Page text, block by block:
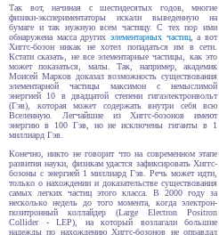
Так вот, начиная с шести­десятых годов, многие
физики-эксперимен­таторы искали выведенную на
бумаге и так нужную всем частицу. С тех пор ими
обнаружена масса других элементарных частиц, а вот
Хиггс-бозон никак не хотел попадаться им в сети.
Кстати сказать, не все элементарные частицы, как это
может показаться, малы. Так, например, академик
Моисей Марков доказал возможность существо­вания
элемен­тарной частицы максимон с немыслимой
энергией 10 в двадцатой степени гигаэлектрон­вольт
(Гэв), которая может содержать внутри себя всю
Вселенную. Легчайшие из Хиггс-бозонов имеют
энергию в 100 Гэв, но не исключены гиганты в 1
миллиард Гэв.
Конечно, никто не говорит что на современном этапе
разви­тия науки, физикам удастся зафиксировать Хиггс-
бозоны с энергией 1 миллиард Гэв. Речь может идти,
только о нахождении и доказательстве существо­вания
самых легких частиц этого класса. В 2000 году за
несколько недель до того момента, когда электрон-
позитронный коллайдер (Large Electron Positron
Collider - LEP), на который воз­лагали большие
надежды по нахождению Хиггс-бозонов не оправдал